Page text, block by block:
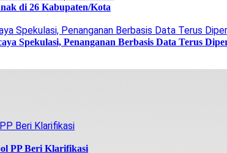
di 26 Kabupaten/Kota
Spekulasi, Penanganan Berbasis Data Terus
PP Beri Klarifikasi